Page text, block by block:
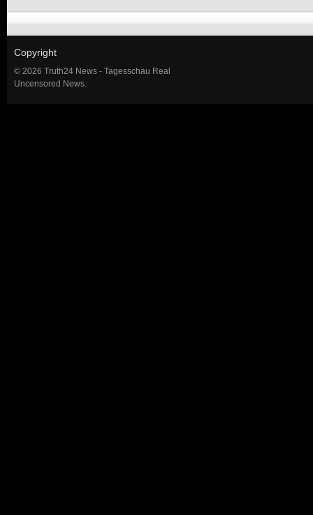
Copyright
© 2026 Truth24 News - Tagesschau Real
Uncensored News.